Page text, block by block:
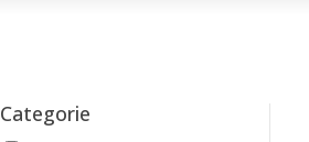
Categorie